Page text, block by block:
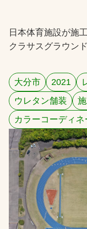
施工・管理実績一覧
会社概要
採用情報
お問合せ
お取引先の皆様
プライバシーポリシー
ソーシャルメディア
Instagram
Facebook
YouTube
日本体育施設が施
クラサスグラウン
大分市 2021
ウレタン舗装
カラーコーディ